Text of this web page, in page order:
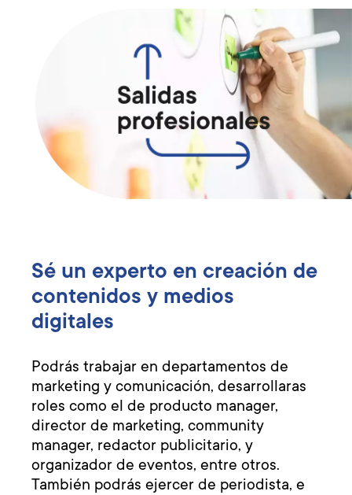
Sé un experto en creación de
contenidos y medios
digitales
Podrás trabajar en departamentos de
marketing y comunicación, desarrollaras
roles como el de producto manager,
director de marketing, community
manager, redactor publicitario, y
organizador de eventos, entre otros.
También podrás ejercer de periodista, e